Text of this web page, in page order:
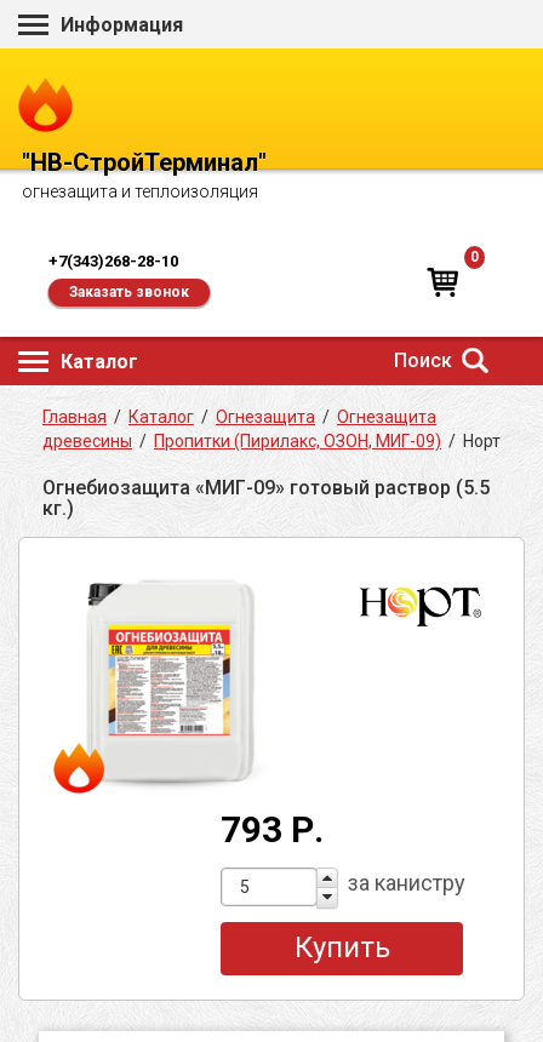
Информация
"НВ-СтройТерминал"
огнезащита и теплоизоляция
+7(343)268-28-10
Заказать звонок
0
Каталог Поиск
Главная / Каталог / Огнезащита / Огнезащита
древесины / Пропитки (Пирилакс, ОЗОН, МИГ-09) / Норт
Огнебиозащита «МИГ-09» готовый раствор (5.5
кг.)
793 Р.
за канистру
Купить